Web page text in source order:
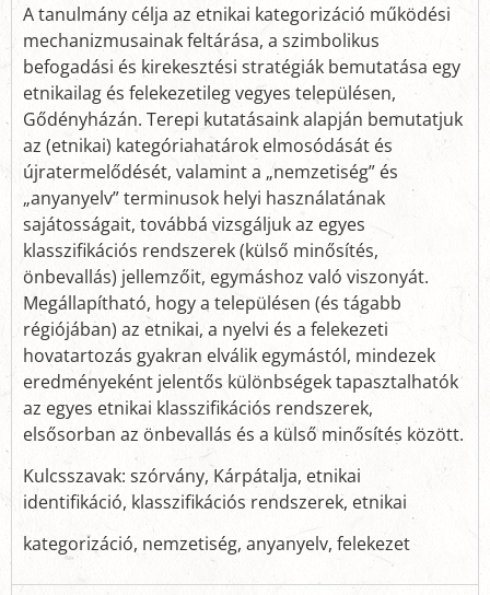
A tanulmány célja az etnikai kategorizáció működési
mechanizmusainak feltárása, a szimbolikus
befogadási és kirekesztési stratégiák bemutatása egy
etnikailag és felekezetileg vegyes településen,
Gődényházán. Terepi kutatásaink alapján bemutatjuk
az (etnikai) kategóriahatárok elmosódását és
újratermelődését, valamint a „nemzetiség” és
„anyanyelv” terminusok helyi használatának
sajátosságait, továbbá vizsgáljuk az egyes
klasszifikációs rendszerek (külső minősítés,
önbevallás) jellemzőit, egymáshoz való viszonyát.
Megállapítható, hogy a településen (és tágabb
régiójában) az etnikai, a nyelvi és a felekezeti
hovatartozás gyakran elválik egymástól, mindezek
eredményeként jelentős különbségek tapasztalhatók
az egyes etnikai klasszifikációs rendszerek,
elsősorban az önbevallás és a külső minősítés között.
Kulcsszavak: szórvány, Kárpátalja, etnikai
identifikáció, klasszifikációs rendszerek, etnikai
kategorizáció, nemzetiség, anyanyelv, felekezet